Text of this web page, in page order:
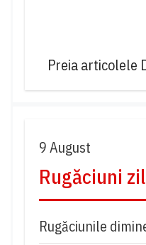
Preia articolele
9 August
Rugăciuni
Rugăciunile